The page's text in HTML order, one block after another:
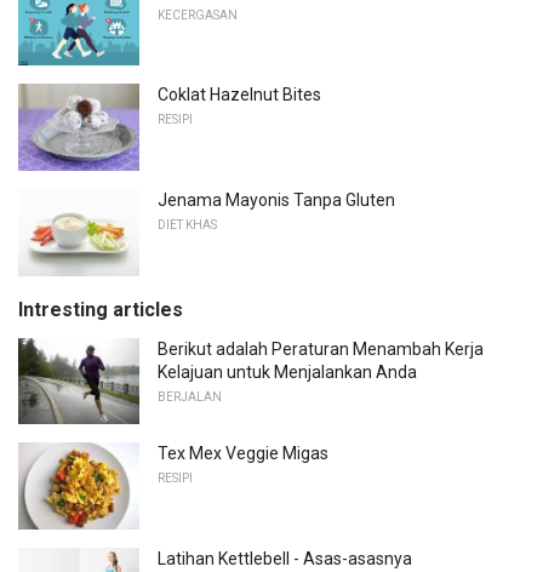
KECERGASAN
Coklat Hazelnut Bites
RESIPI
Jenama Mayonis Tanpa Gluten
DIET KHAS
Intresting articles
Berikut adalah Peraturan Menambah Kerja
Kelajuan untuk Menjalankan Anda
BERJALAN
Tex Mex Veggie Migas
RESIPI
Latihan Kettlebell - Asas-asasnya